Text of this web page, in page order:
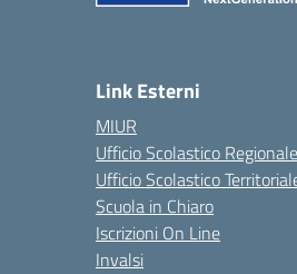
Link Esterni
MIUR
Ufficio Scolastico Regionale
Ufficio Scolastico
Scuola in Chiaro
Iscrizioni On Line
Invalsi